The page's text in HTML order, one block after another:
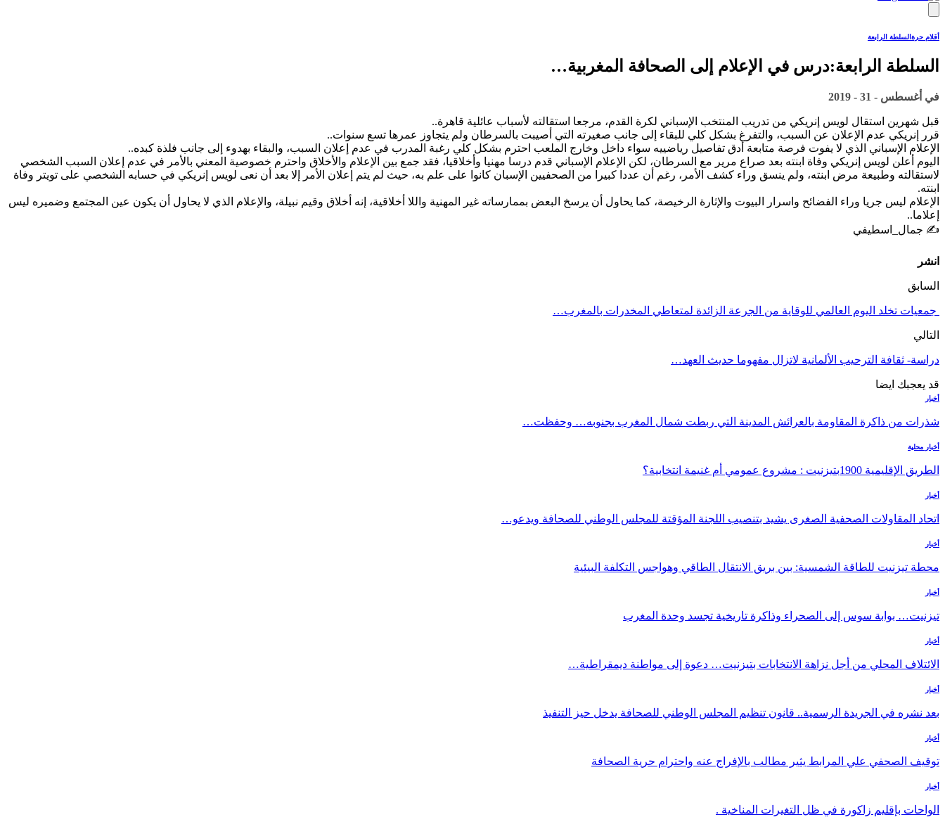
أقلام حرة السلطة الرابعة
السلطة الرابعة:درس في الإعلام إلى الصحافة المغربية…
في أغسطس - 31 - 2019
قبل شهرين استقال لويس إنريكي من تدريب المنتخب الإسباني لكرة القدم، مرجعا استقالته لأسباب عائلية قاهرة..
قرر إنريكي عدم الإعلان عن السبب، والتفرغ بشكل كلي للبقاء إلى جانب صغيرته التي أصيبت بالسرطان ولم يتجاوز عمرها تسع سنوات..
الإعلام الإسباني الذي لا يفوت فرصة متابعة أدق تفاصيل رياضييه سواء داخل وخارج الملعب احترم بشكل كلي رغبة المدرب في عدم إعلان السبب، والبقاء بهدوء إلى جانب فلذة كبده..
اليوم أعلن لويس إنريكي وفاة ابنته بعد صراع مرير مع السرطان، لكن الإعلام الإسباني قدم درسا مهنيا وأخلاقيا، فقد جمع بين الإعلام والأخلاق واحترم خصوصية المعني بالأمر في عدم إعلان السبب الشخصي
لاستقالته وطبيعة مرض ابنته، ولم ينسق وراء كشف الأمر، رغم أن عددا كبيرا من الصحفيين الإسبان كانوا على علم به، حيث لم يتم إعلان الأمر إلا بعد أن نعى لويس إنريكي في حسابه الشخصي على تويتر وفاة
ابنته.
الإعلام ليس جريا وراء الفضائح واسرار البيوت والإثارة الرخيصة، كما يحاول أن يرسخ البعض بممارساته غير المهنية واللا أخلاقية، إنه أخلاق وقيم نبيلة، والإعلام الذي لا يحاول أن يكون عين المجتمع وضميره ليس
إعلاما..
✍ جمال_اسطيفي
انشر
السابق
جمعيات تخلد اليوم العالمي للوقاية من الجرعة الزائدة لمتعاطي المخدرات بالمغرب…
التالي
دراسة- ثقافة الترحيب الألمانية لاتزال مفهوما حديث العهد…
قد يعجبك ايضا
أخبار
شذرات من ذاكرة المقاومة بالعرائش المدينة التي ربطت شمال المغرب بجنوبه… وحفظت…
أخبار محلية
الطريق الإقليمية 1900بتيزنيت : مشروع عمومي أم غنيمة انتخابية؟
أخبار
اتحاد المقاولات الصحفية الصغرى يشيد بتنصيب اللجنة المؤقتة للمجلس الوطني للصحافة ويدعو…
أخبار
محطة تيزنيت للطاقة الشمسية: بين بريق الانتقال الطاقي وهواجس التكلفة البيئية
أخبار
تيزنيت… بوابة سوس إلى الصحراء وذاكرة تاريخية تجسد وحدة المغرب
أخبار
الائتلاف المحلي من أجل نزاهة الانتخابات بتيزنيت… دعوة إلى مواطنة ديمقراطية…
أخبار
بعد نشره في الجريدة الرسمية.. قانون تنظيم المجلس الوطني للصحافة يدخل حيز التنفيذ
أخبار
توقيف الصحفي علي المرابط يثير مطالب بالإفراج عنه واحترام حرية الصحافة
أخبار
الواحات بإقليم زاكورة في ظل التغيرات المناخية .